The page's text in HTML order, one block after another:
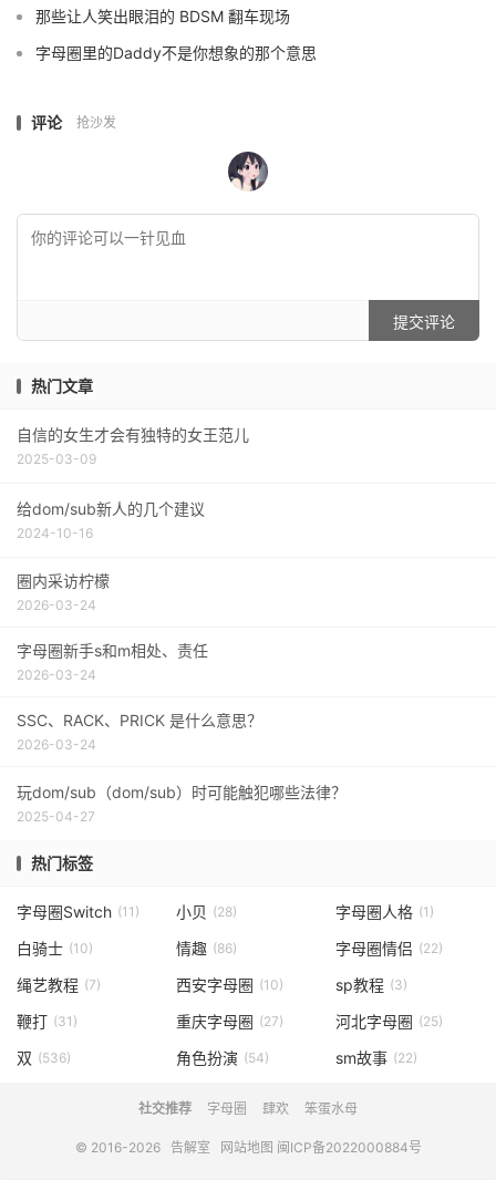
那些让人笑出眼泪的 BDSM 翻车现场
字母圈里的Daddy不是你想象的那个意思
评论 抢沙发
提交评论
热门文章
自信的女生才会有独特的女王范儿
2025-03-09
给dom/sub新人的几个建议
2024-10-16
圈内采访柠檬
2026-03-24
字母圈新手s和m相处、责任
2026-03-24
SSC、RACK、PRICK 是什么意思？
2026-03-24
玩dom/sub（dom/sub）时可能触犯哪些法律？
2025-04-27
热门标签
字母圈Switch (11) 小贝 (28) 字母圈人格 (1)
白骑士 (10) 情趣 (86) 字母圈情侣 (22)
绳艺教程 (7) 西安字母圈 (10) sp教程 (3)
鞭打 (31) 重庆字母圈 (27) 河北字母圈 (25)
双 (536) 角色扮演 (54) sm故事 (22)
社交推荐 字母圈 肆欢 笨蛋水母
© 2016-2026 告解室 网站地图 闽ICP备2022000884号